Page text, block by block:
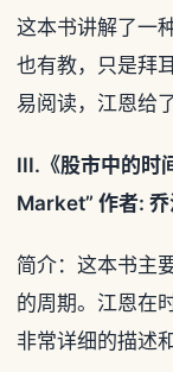
这本书讲解了一
也有教，只是拜
易阅读，江恩给
III.《股市中的时
Market” 作者:
简介：这本书主
的周期。江恩在
非常详细的描述